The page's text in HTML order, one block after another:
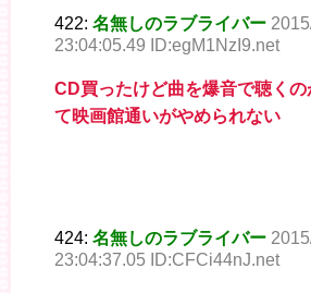
422: 名無しのラブライバー
23:04:05.49 ID:egM1NzI9.net
CD買ったけど曲を爆音で聴く
て映画館通いがやめられない
424: 名無しのラブライバー
23:04:37.05 ID:CFCi44nJ.net